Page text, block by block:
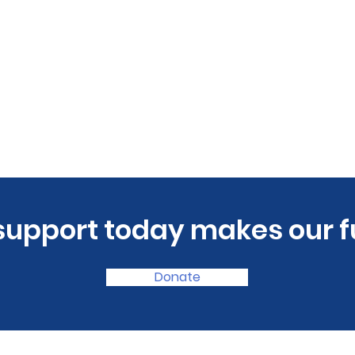
today makes our
Donate